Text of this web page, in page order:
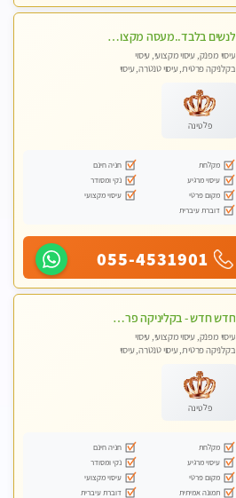
לנשים בלבד..מעסה מקצועי לנשים בלבד
עיסוי מפנק, עיסוי מקצועי, עיסוי
בקלניקה פרטית, עיסוי טנטרה, עיסוי
פלטינה
מקלחת
חניה חינם
עיסוי מרגיע
נקי ומסודר
מקום פרטי
עיסוי מקצועי
דוברת עיברית
055-4531901
חדש חדש - בקליניקה פרטית בחיפה עיסוי לחידוש אנרגיות עיסוי חלומי מומלץ מאוד !
עיסוי מפנק, עיסוי מקצועי, עיסוי
בקלניקה פרטית, עיסוי טנטרה, עיסוי
פלטינה
מקלחת
חניה חינם
עיסוי מרגיע
נקי ומסודר
מקום פרטי
עיסוי מקצועי
תמונה אמיתית
דוברת עיברית